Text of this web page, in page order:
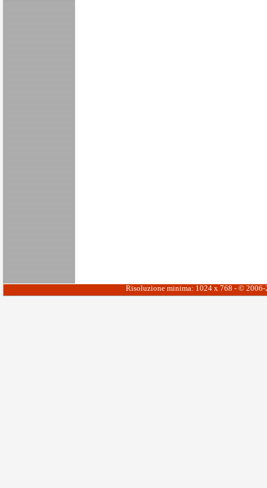
Risoluzione minima: 1024 x 768 - ©